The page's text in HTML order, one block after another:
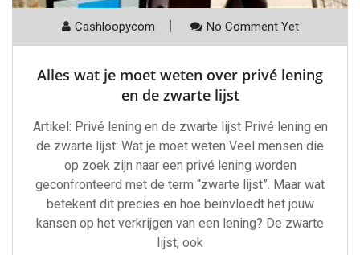
Cashloopycom No Comment Yet
Alles wat je moet weten over privé lening
en de zwarte lijst
Artikel: Privé lening en de zwarte lijst Privé lening en
de zwarte lijst: Wat je moet weten Veel mensen die
op zoek zijn naar een privé lening worden
geconfronteerd met de term “zwarte lijst”. Maar wat
betekent dit precies en hoe beïnvloedt het jouw
kansen op het verkrijgen van een lening? De zwarte
lijst, ook